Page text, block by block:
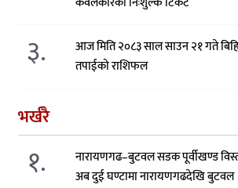
३.
आज मिति २०८३ साल साउन २१ गते
तपाईको राशिफल
भर्खरै
१.
नारायणगढ–बुटवल सडक पूर्वीखण्ड
अब दुई घण्टामा नारायणगढदेखि बुटवल